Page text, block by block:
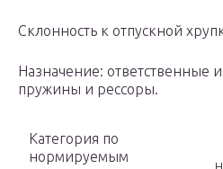
Склонность к отпускной
Назначение: ответственные
пружины и рессоры.
Категория по
нормируемым